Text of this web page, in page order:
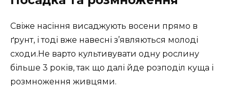
Свіже насіння висаджують восени прямо в
ґрунт, і тоді вже навесні з’являються молоді
сходи.Не варто культивувати одну рослину
більше 3 років, так що далі йде розподіл куща і
розмноження живцями.